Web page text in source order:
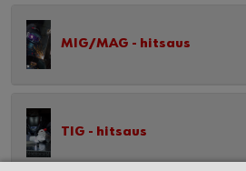
MIG/MAG - hitsaus
TIG - hitsaus